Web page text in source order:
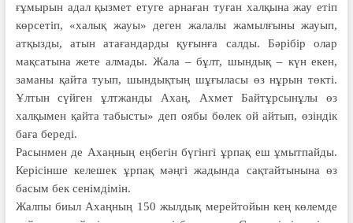
ғұмырын адал қызмет етуге арнаған туған халқына жау етіп
көрсетіп, «халық жауы» деген жалалы жамылғыны жауып,
атқызды, атын атағандарды қуғынға салды. Бәрібір олар
мақсатына жете алмады. Жала – бұлт, шындық – күн екен,
заманы қайта туып, шындықтың шұғыласы өз нұрын төкті.
Ұлтын сүйген ұлтжанды Ахаң, Ахмет Байтұрсынұлы өз
халқымен қайта табысты» деп оябы бөлек ой айтып, өзіндік
баға береді.
Расынмен де Ахаңның еңбегін бүгінгі ұрпақ еш ұмытпайды.
Керісінше келешек ұрпақ мәңгі жадында сақтайтынына өз
басым бек сенімдімін.
Жалпы биыл Ахаңның 150 жылдық мерейтойын кең көлемде